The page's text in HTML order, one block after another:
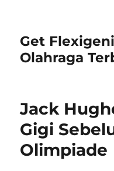
Get
Olahraga
Jack
Gigi
Olimpiade